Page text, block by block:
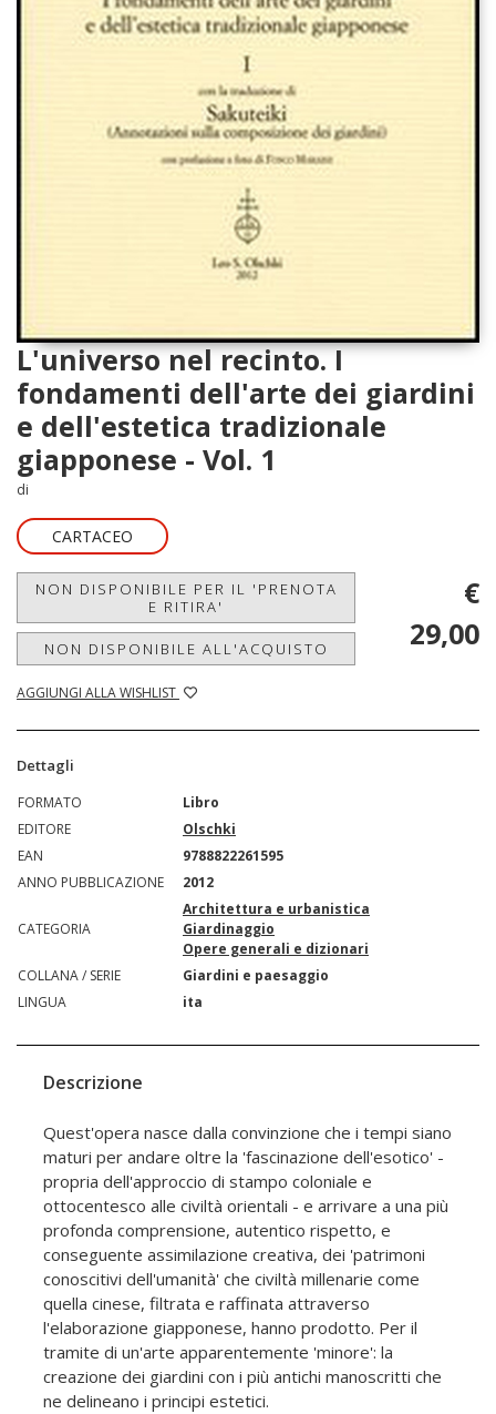
L'universo nel recinto. I
fondamenti dell'arte dei giardini
e dell'estetica tradizionale
giapponese - Vol. 1
di
CARTACEO
NON DISPONIBILE PER IL 'PRENOTA
E RITIRA'
NON DISPONIBILE ALL'ACQUISTO
AGGIUNGI ALLA WISHLIST
€
29,00
Dettagli
FORMATO
Libro
EDITORE
Olschki
EAN
9788822261595
ANNO PUBBLICAZIONE
2012
CATEGORIA
Architettura e urbanistica
Giardinaggio
Opere generali e dizionari
COLLANA / SERIE
Giardini e paesaggio
LINGUA
ita
Descrizione
Quest'opera nasce dalla convinzione che i tempi siano
maturi per andare oltre la 'fascinazione dell'esotico' -
propria dell'approccio di stampo coloniale e
ottocentesco alle civiltà orientali - e arrivare a una più
profonda comprensione, autentico rispetto, e
conseguente assimilazione creativa, dei 'patrimoni
conoscitivi dell'umanità' che civiltà millenarie come
quella cinese, filtrata e raffinata attraverso
l'elaborazione giapponese, hanno prodotto. Per il
tramite di un'arte apparentemente 'minore': la
creazione dei giardini con i più antichi manoscritti che
ne delineano i principi estetici.